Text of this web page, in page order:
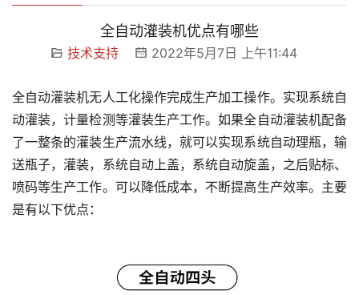
全自动灌装机优点有哪些
技术支持 2022年5月7日 上午11:44
全自动灌装机无人工化操作完成生产加工操作。实现系统自
动灌装，计量检测等灌装生产工作。如果全自动灌装机配备
了一整条的灌装生产流水线，就可以实现系统自动理瓶，输
送瓶子，灌装，系统自动上盖，系统自动旋盖，之后贴标、
喷码等生产工作。可以降低成本，不断提高生产效率。主要
是有以下优点：